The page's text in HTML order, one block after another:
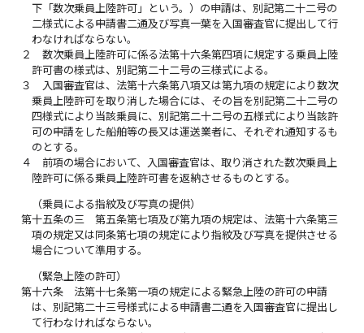
下「数次乗員上陸許可」という。）の申請は、別記第二十二号の
二様式による申請書二通及び写真一葉を入国審査官に提出して行
わなければならない。
２
数次乗員上陸許可に係る法第十六条第四項に規定する乗員上陸
許可書の様式は、別記第二十二号の三様式による。
３
入国審査官は、法第十六条第八項又は第九項の規定により数次
乗員上陸許可を取り消した場合には、その旨を別記第二十二号の
四様式により当該乗員に、別記第二十二号の五様式により当該許
可の申請をした船舶等の長又は運送業者に、それぞれ通知するも
のとする。
４
前項の場合において、入国審査官は、取り消された数次乗員上
陸許可に係る乗員上陸許可書を返納させるものとする。
（乗員による指紋及び写真の提供）
第十五条の三
第五条第七項及び第九項の規定は、法第十六条第三
項の規定又は同条第七項の規定により指紋及び写真を提供させる
場合について準用する。
（緊急上陸の許可）
第十六条
法第十七条第一項の規定による緊急上陸の許可の申請
は、別記第二十三号様式による申請書二通を入国審査官に提出し
て行わなければならない。